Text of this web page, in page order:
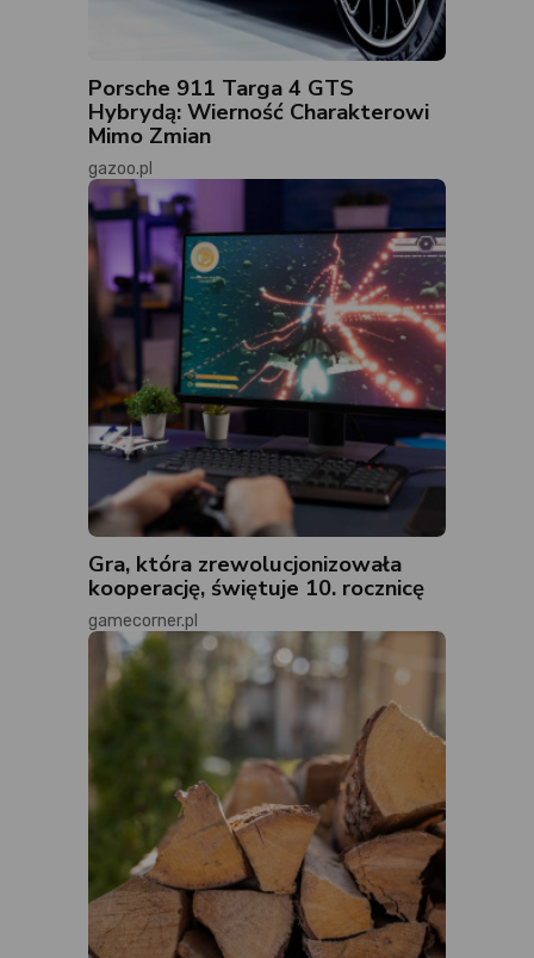
Porsche 911 Targa 4 GTS
Hybrydą: Wierność Charakterowi
Mimo Zmian
gazoo.pl
Gra, która zrewolucjonizowała
kooperację, świętuje 10. rocznicę
gamecorner.pl